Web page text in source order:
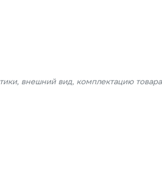
внешний вид, комплектацию